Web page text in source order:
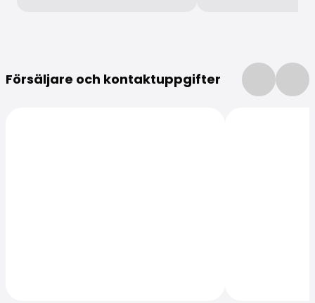
Försäljare och kontaktuppgifter